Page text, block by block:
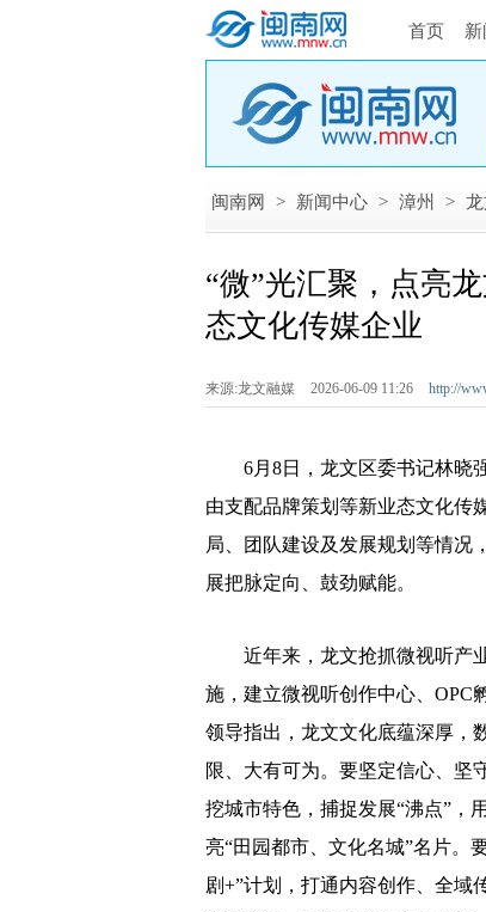
首页 新
闽南网 > 新闻中心 > 漳州 > 龙
“微”光汇聚，点亮
态文化传媒企业
来源:龙文融媒 2026-06-09 11:26 http://
6月8日，龙文区委书记林晓强
由支配品牌策划等新业态文化传
局、团队建设及发展规划等情况
展把脉定向、鼓劲赋能。
近年来，龙文抢抓微视听产业
施，建立微视听创作中心、OPC
领导指出，龙文文化底蕴深厚，
限、大有可为。要坚定信心、坚
挖城市特色，捕捉发展“沸点”，
亮“田园都市、文化名城”名片。
剧+”计划，打通内容创作、全域